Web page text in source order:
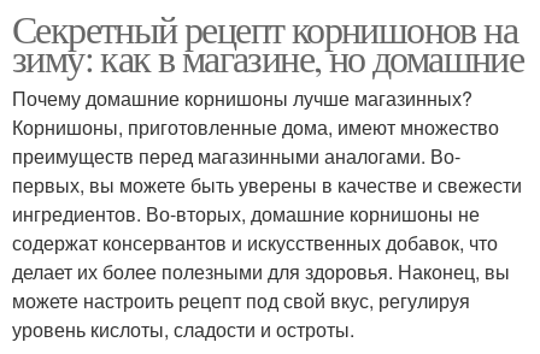
Секретный рецепт корнишонов на
зиму: как в магазине, но домашние
Почему домашние корнишоны лучше магазинных?
Корнишоны, приготовленные дома, имеют множество
преимуществ перед магазинными аналогами. Во-
первых, вы можете быть уверены в качестве и свежести
ингредиентов. Во-вторых, домашние корнишоны не
содержат консервантов и искусственных добавок, что
делает их более полезными для здоровья. Наконец, вы
можете настроить рецепт под свой вкус, регулируя
уровень кислоты, сладости и остроты.